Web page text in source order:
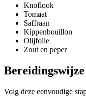
Knoflook
Tomaat
Saffraan
Kippenbouillon
Olijfolie
Zout en peper
Bereidingswijze
Volg deze eenvoudige